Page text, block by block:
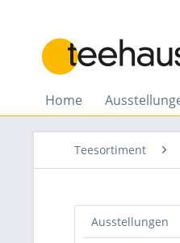
Home
Teesortiment
Ausstellungen